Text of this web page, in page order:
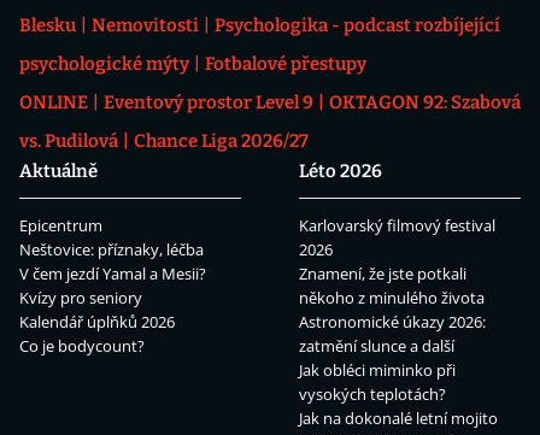
Blesku
Nemovitosti
Psychologika - podcast rozbíjející
psychologické mýty
Fotbalové přestupy
ONLINE
Eventový prostor Level 9
OKTAGON 92: Szabová
vs. Pudilová
Chance Liga 2026/27
Aktuálně
Epicentrum
Neštovice: příznaky, léčba
V čem jezdí Yamal a Mesii?
Kvízy pro seniory
Kalendář úplňků 2026
Co je bodycount?
Léto 2026
Karlovarský filmový festival
2026
Znamení, že jste potkali
někoho z minulého života
Astronomické úkazy 2026:
zatmění slunce a další
Jak obléci miminko při
vysokých teplotách?
Jak na dokonalé letní mojito